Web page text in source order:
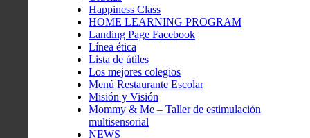
Happiness Class
HOME LEARNING PROGRAM
Landing Page Facebook
Línea ética
Lista de útiles
Los mejores colegios
Menú Restaurante Escolar
Misión y Visión
Mommy & Me – Taller de estimulación
multisensorial
NEWS